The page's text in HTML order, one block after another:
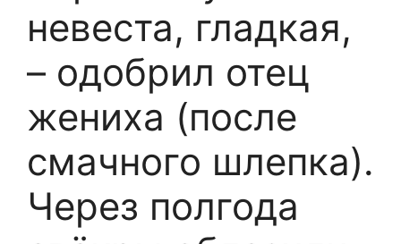
невеста, гладкая,
– одобрил отец
жениха (после
смачного шлепка).
Через полгода